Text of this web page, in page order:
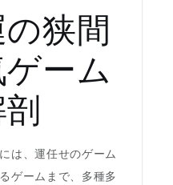
狭間
ーム
は、運任せのゲーム
ゲームまで、多種多